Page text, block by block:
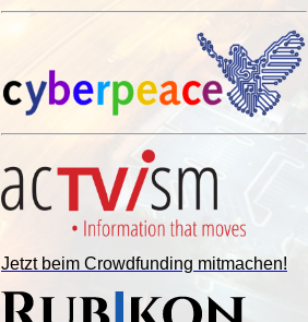
Jetzt beim Crowdfunding mitmachen!